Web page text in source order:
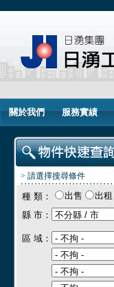
關於我們 服務實績
> 請選擇搜尋條件
種 類： 出售 出租
縣 市：
區 域：